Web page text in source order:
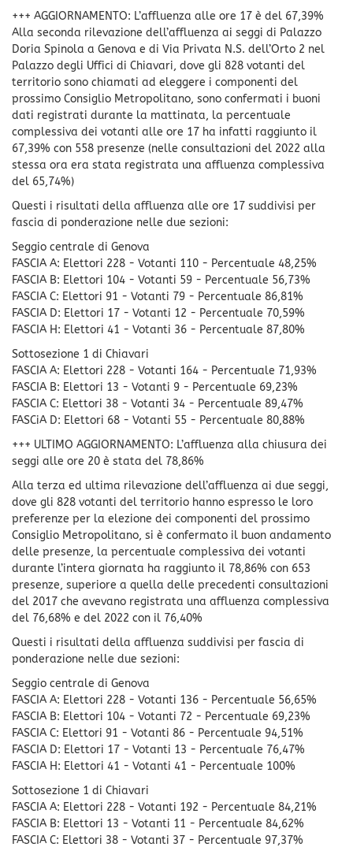
+++ AGGIORNAMENTO: L’affluenza alle ore 17 è del 67,39%
Alla seconda rilevazione dell’affluenza ai seggi di Palazzo
Doria Spinola a Genova e di Via Privata N.S. dell’Orto 2 nel
Palazzo degli Uffici di Chiavari, dove gli 828 votanti del
territorio sono chiamati ad eleggere i componenti del
prossimo Consiglio Metropolitano, sono confermati i buoni
dati registrati durante la mattinata, la percentuale
complessiva dei votanti alle ore 17 ha infatti raggiunto il
67,39% con 558 presenze (nelle consultazioni del 2022 alla
stessa ora era stata registrata una affluenza complessiva
del 65,74%)
Questi i risultati della affluenza alle ore 17 suddivisi per
fascia di ponderazione nelle due sezioni:
Seggio centrale di Genova
FASCIA A: Elettori 228 - Votanti 110 - Percentuale 48,25%
FASCIA B: Elettori 104 - Votanti 59 - Percentuale 56,73%
FASCIA C: Elettori 91 - Votanti 79 - Percentuale 86,81%
FASCIA D: Elettori 17 - Votanti 12 - Percentuale 70,59%
FASCIA H: Elettori 41 - Votanti 36 - Percentuale 87,80%
Sottosezione 1 di Chiavari
FASCIA A: Elettori 228 - Votanti 164 - Percentuale 71,93%
FASCIA B: Elettori 13 - Votanti 9 - Percentuale 69,23%
FASCIA C: Elettori 38 - Votanti 34 - Percentuale 89,47%
FASCiA D: Elettori 68 - Votanti 55 - Percentuale 80,88%
+++ ULTIMO AGGIORNAMENTO: L’affluenza alla chiusura dei
seggi alle ore 20 è stata del 78,86%
Alla terza ed ultima rilevazione dell’affluenza ai due seggi,
dove gli 828 votanti del territorio hanno espresso le loro
preferenze per la elezione dei componenti del prossimo
Consiglio Metropolitano, si è confermato il buon andamento
delle presenze, la percentuale complessiva dei votanti
durante l’intera giornata ha raggiunto il 78,86% con 653
presenze, superiore a quella delle precedenti consultazioni
del 2017 che avevano registrata una affluenza complessiva
del 76,68% e del 2022 con il 76,40%
Questi i risultati della affluenza suddivisi per fascia di
ponderazione nelle due sezioni:
Seggio centrale di Genova
FASCIA A: Elettori 228 - Votanti 136 - Percentuale 56,65%
FASCIA B: Elettori 104 - Votanti 72 - Percentuale 69,23%
FASCIA C: Elettori 91 - Votanti 86 - Percentuale 94,51%
FASCIA D: Elettori 17 - Votanti 13 - Percentuale 76,47%
FASCIA H: Elettori 41 - Votanti 41 - Percentuale 100%
Sottosezione 1 di Chiavari
FASCIA A: Elettori 228 - Votanti 192 - Percentuale 84,21%
FASCIA B: Elettori 13 - Votanti 11 - Percentuale 84,62%
FASCIA C: Elettori 38 - Votanti 37 - Percentuale 97,37%